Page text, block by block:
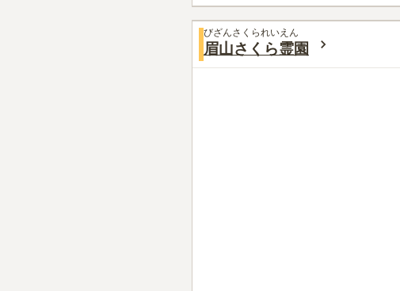
びざんさくられいえん
眉山さくら霊園